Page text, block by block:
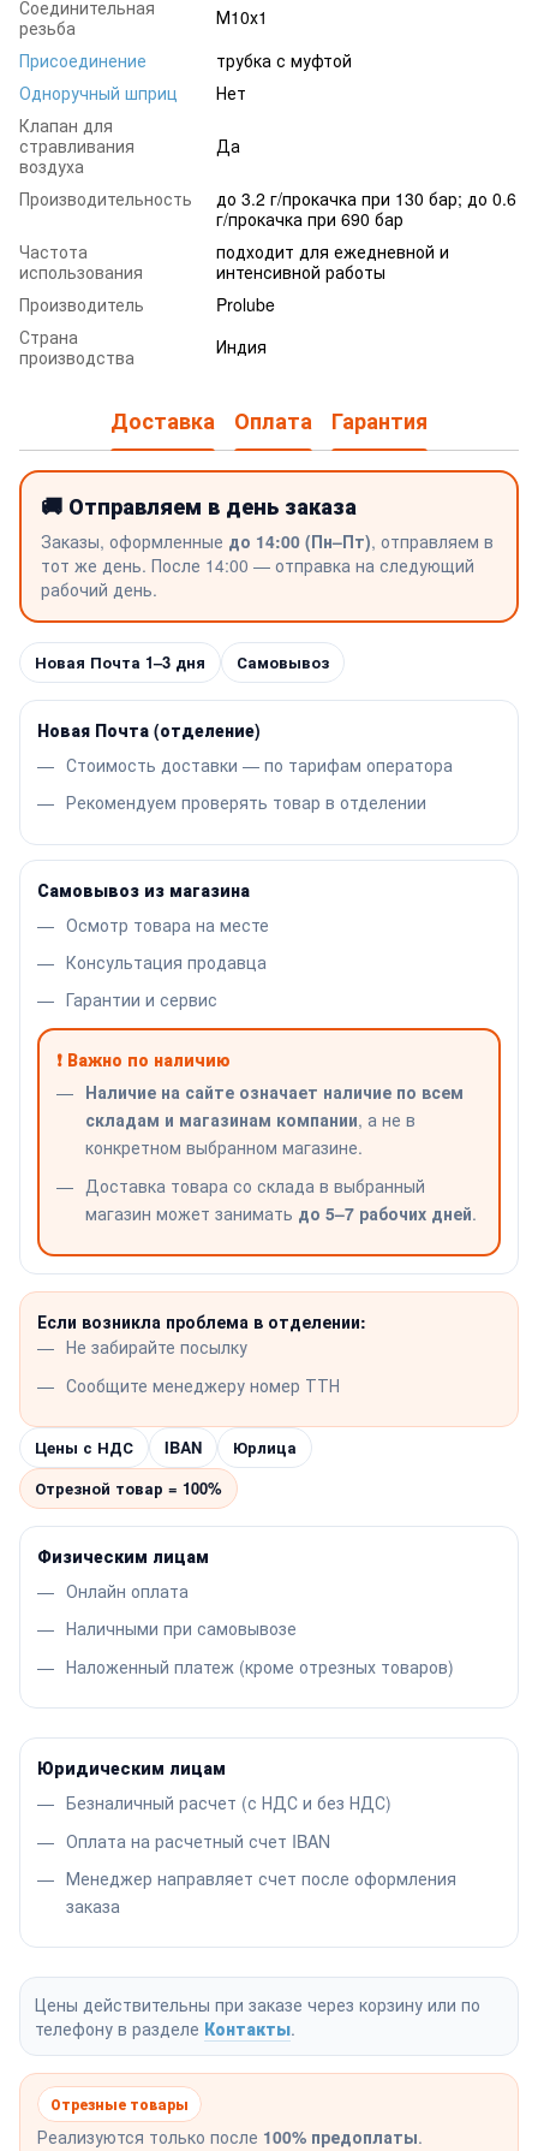
Соединительная
резьба
М10х1
Присоединение
трубка с муфтой
Одноручный шприц
Нет
Клапан для
стравливания
воздуха
Да
Производительность
до 3.2 г/прокачка при 130 бар; до 0.6
г/прокачка при 690 бар
Частота
использования
подходит для ежедневной и
интенсивной работы
Производитель
Prolube
Страна
производства
Индия
Доставка Оплата Гарантия
🚚 Отправляем в день заказа
Заказы, оформленные до 14:00 (Пн–Пт), отправляем в
тот же день. После 14:00 — отправка на следующий
рабочий день.
Новая Почта 1–3 дня Самовывоз
Новая Почта (отделение)
Стоимость доставки — по тарифам оператора
Рекомендуем проверять товар в отделении
Самовывоз из магазина
Осмотр товара на месте
Консультация продавца
Гарантии и сервис
❗ Важно по наличию
Наличие на сайте означает наличие по всем
складам и магазинам компании, а не в
конкретном выбранном магазине.
Доставка товара со склада в выбранный
магазин может занимать до 5–7 рабочих дней.
Если возникла проблема в отделении:
Не забирайте посылку
Сообщите менеджеру номер ТТН
Цены с НДС IBAN
Юрлица
Отрезной товар = 100%
Физическим лицам
Онлайн оплата
Наличными при самовывозе
Наложенный платеж (кроме отрезных товаров)
Юридическим лицам
Безналичный расчет (с НДС и без НДС)
Оплата на расчетный счет IBAN
Менеджер направляет счет после оформления
заказа
Цены действительны при заказе через корзину или по
телефону в разделе Контакты.
Отрезные товары
Реализуются только после 100% предоплаты.